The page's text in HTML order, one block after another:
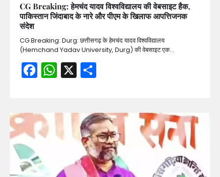
CG Breaking: हेमचंद यादव विश्वविद्यालय की वेबसाइट हैक,
पाकिस्तान जिंदाबाद के नारे और पीएम के खिलाफ आपत्तिजनक
संदेश
CG Breaking: Durg: छत्तीसगढ़ के हेमचंद यादव विश्वविद्यालय
(Hemchand Yadav University, Durg) की वेबसाइट एक…
Facebook
WhatsApp
X